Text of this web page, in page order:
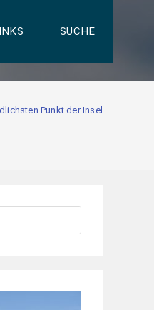
SUCHE
Punkt der Insel